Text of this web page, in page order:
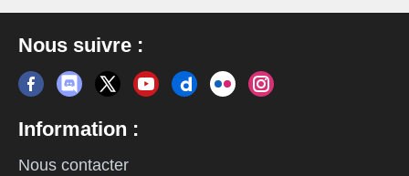
Nous suivre :
Information :
Nous contacter